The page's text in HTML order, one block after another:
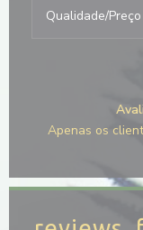
Qualidade/Preço
Apenas os